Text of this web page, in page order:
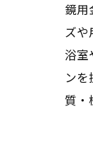
鏡用
ズや
浴室
ン
質・